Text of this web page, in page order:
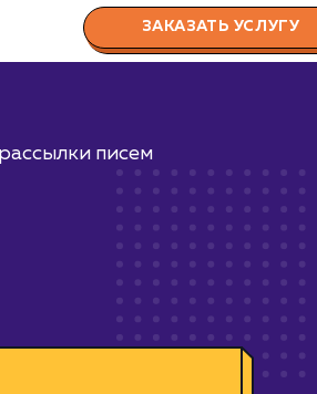
ЗАКАЗАТЬ УСЛУГУ
писем